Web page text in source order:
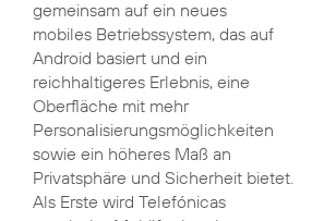
gemeinsam auf ein neues
mobiles Betriebssystem, das auf
Android basiert und ein
reichhaltigeres Erlebnis, eine
Oberfläche mit mehr
Personalisierungsmöglichkeiten
sowie ein höheres Maß an
Privatsphäre und Sicherheit bietet.
Als Erste wird Telefónicas